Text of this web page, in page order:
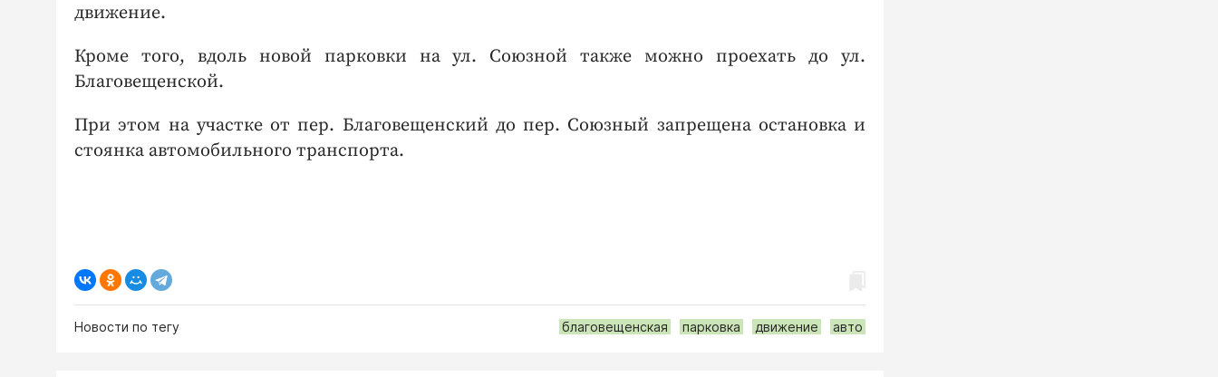
движение.
Кроме того, вдоль новой парковки на ул. Союзной также можно проехать до ул.
Благовещенской.
При этом на участке от пер. Благовещенский до пер. Союзный запрещена остановка и
стоянка автомобильного транспорта.
Новости по тегу благовещенская парковка движение авто